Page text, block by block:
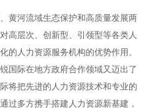
黄河流域生态保护和高质量发展两
高层次、创新型、引领型等各类人
的人力资源服务机构的优势作用。
国际在地方政府合作领域又迈出了
将把先进的人力资源技术和专业的
过多方携手搭建人力资源新基建，